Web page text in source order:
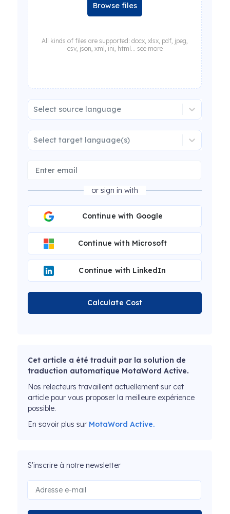
Browse files
All kinds of files are supported: docx, xlsx, pdf, jpeg,
csv, json, xml, ini, html... see more
Select source language
Select target language(s)
or sign in with
Continue with Google
Continue with Microsoft
Continue with LinkedIn
Calculate Cost
Cet article a été traduit par la solution de
traduction automatique MotaWord Active.
Nos relecteurs travaillent actuellement sur cet
article pour vous proposer la meilleure expérience
possible.
En savoir plus sur MotaWord Active.
S'inscrire à notre newsletter